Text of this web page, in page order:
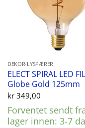
DEKOR-LYSPÆRER
ELECT SPIRAL LED FIL
Globe Gold 125mm
kr349,00
Forventet sendt
lager innen: 3-7